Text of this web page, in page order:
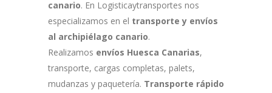
canario. En Logisticaytransportes nos
especializamos en el transporte y envíos
al archipiélago canario.
Realizamos envíos Huesca Canarias,
transporte, cargas completas, palets,
mudanzas y paquetería. Transporte rápido